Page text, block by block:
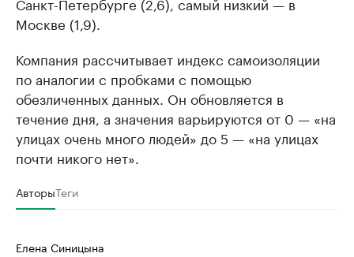
Москве (1,9).
Компания рассчитывает индекс самоизоляции
по аналогии с пробками с помощью
обезличенных данных. Он обновляется в
течение дня, а значения варьируются от 0 — «на
улицах очень много людей» до 5 — «на улицах
почти никого нет».
АвторыТеги
Елена Синицына